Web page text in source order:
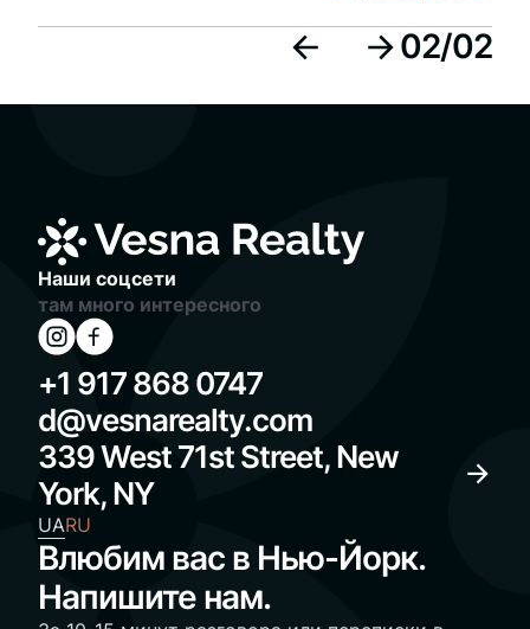
02/02
Наши соцсети
там много интересного
+1 917 868 0747
d@vesnarealty.com
339 West 71st Street, New
York, NY
UARU
Влюбим вас в Нью-Йорк.
Напишите нам.